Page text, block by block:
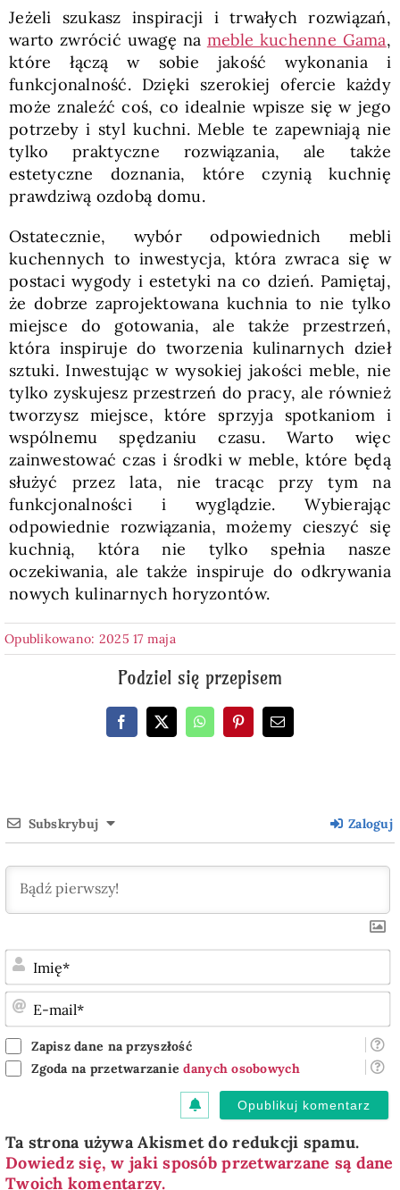
Jeżeli szukasz inspiracji i trwałych rozwiązań,
warto zwrócić uwagę na meble kuchenne Gama,
które łączą w sobie jakość wykonania i
funkcjonalność. Dzięki szerokiej ofercie każdy
może znaleźć coś, co idealnie wpisze się w jego
potrzeby i styl kuchni. Meble te zapewniają nie
tylko praktyczne rozwiązania, ale także
estetyczne doznania, które czynią kuchnię
prawdziwą ozdobą domu.
Ostatecznie, wybór odpowiednich mebli
kuchennych to inwestycja, która zwraca się w
postaci wygody i estetyki na co dzień. Pamiętaj,
że dobrze zaprojektowana kuchnia to nie tylko
miejsce do gotowania, ale także przestrzeń,
która inspiruje do tworzenia kulinarnych dzieł
sztuki. Inwestując w wysokiej jakości meble, nie
tylko zyskujesz przestrzeń do pracy, ale również
tworzysz miejsce, które sprzyja spotkaniom i
wspólnemu spędzaniu czasu. Warto więc
zainwestować czas i środki w meble, które będą
służyć przez lata, nie tracąc przy tym na
funkcjonalności i wyglądzie. Wybierając
odpowiednie rozwiązania, możemy cieszyć się
kuchnią, która nie tylko spełnia nasze
oczekiwania, ale także inspiruje do odkrywania
nowych kulinarnych horyzontów.
Opublikowano: 2025 17 maja
Podziel się przepisem
Subskrybuj Zaloguj
Zapisz dane na przyszłość
Zgoda na przetwarzaniedanych osobowych
Ta strona używa Akismet do redukcji spamu.
Dowiedz się, w jaki sposób przetwarzane są dane
Twoich komentarzy.